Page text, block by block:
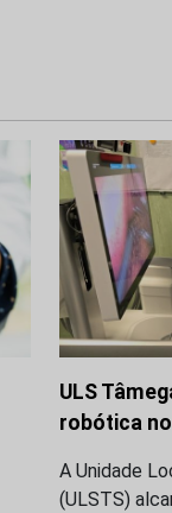
ULS
robótica
A Unidade
(ULSTS)